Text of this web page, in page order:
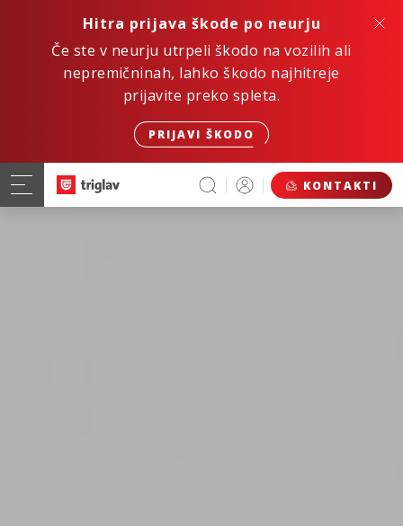
Hitra prijava škode po neurju
Če ste v neurju utrpeli škodo na vozilih ali
nepremičninah, lahko škodo najhitreje
prijavite preko spleta.
PRIJAVI ŠKODO
KONTAKTI